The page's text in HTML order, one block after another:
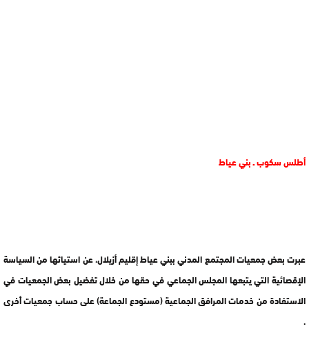
أطلس سكوب ـ بني عياط
عبرت بعض جمعيات المجتمع المدني ببني عياط إقليم أزيلال، عن استيائها من السياسة
الإقصائية التي يتبعها المجلس الجماعي في حقها من خلال تفضيل بعض الجمعيات في
الاستفادة من خدمات المرافق الجماعية (مستودع الجماعة) على حساب جمعيات أخرى
.